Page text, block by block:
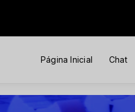
Página Inicial Chat